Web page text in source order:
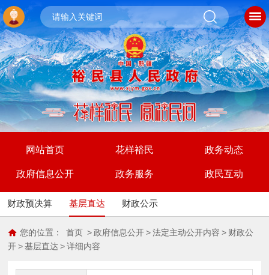
网站首页 花样裕民 政务动态
政府信息公开 政务服务 政民互动
财政预决算 基层直达 财政公示
您的位置： 首页 > 政府信息公开 > 法定主动公开内容 > 财政公
开 > 基层直达 > 详细内容